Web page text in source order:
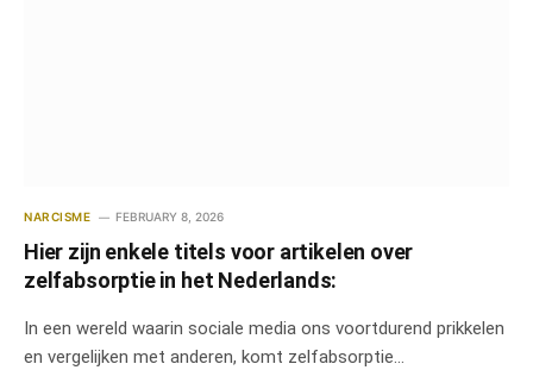
NARCISME FEBRUARY 8, 2026
Hier zijn enkele titels voor artikelen over
zelfabsorptie in het Nederlands:
In een wereld waarin sociale media ons voortdurend prikkelen
en vergelijken met anderen, komt zelfabsorptie…